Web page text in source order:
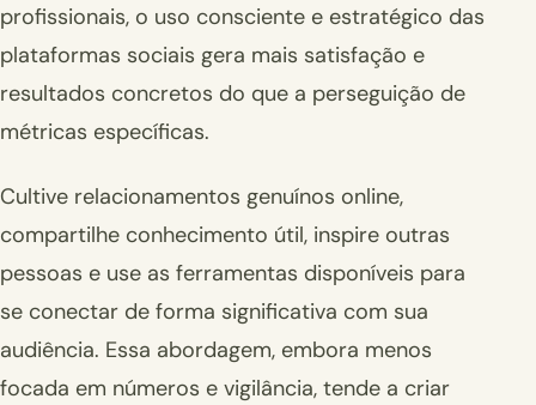
profissionais, o uso consciente e estratégico das
plataformas sociais gera mais satisfação e
resultados concretos do que a perseguição de
métricas específicas.
Cultive relacionamentos genuínos online,
compartilhe conhecimento útil, inspire outras
pessoas e use as ferramentas disponíveis para
se conectar de forma significativa com sua
audiência. Essa abordagem, embora menos
focada em números e vigilância, tende a criar